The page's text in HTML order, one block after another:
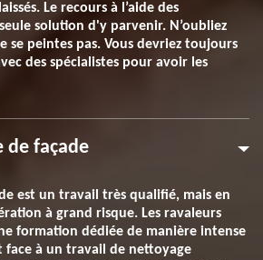
Le recours à l’aide des
solution d'y parvenir. N’oubliez
se peintes pas. Vous devriez toujours
des spécialistes pour avoir les
de façade
est un travail très qualifié, mais en
à grand risque. Les ravaleurs
formation dédiée de manière intense
face à un travail de nettoyage